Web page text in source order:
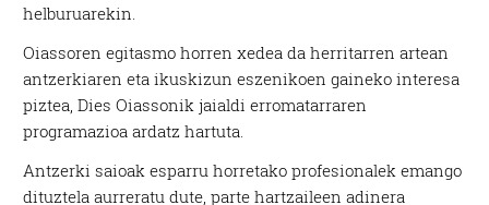
helburuarekin.
Oiassoren egitasmo horren xedea da herritarren artean
antzerkiaren eta ikuskizun eszenikoen gaineko interesa
piztea, Dies Oiassonik jaialdi erromatarraren
programazioa ardatz hartuta.
Antzerki saioak esparru horretako profesionalek emango
dituztela aurreratu dute, parte hartzaileen adinera